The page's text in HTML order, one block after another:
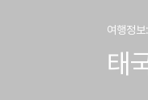
여행정
태